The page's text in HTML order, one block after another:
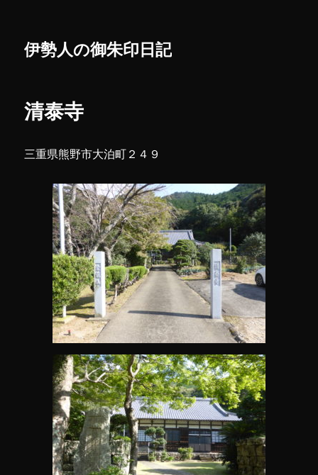
伊勢人の御朱印日記
清泰寺
三重県熊野市大泊町２４９